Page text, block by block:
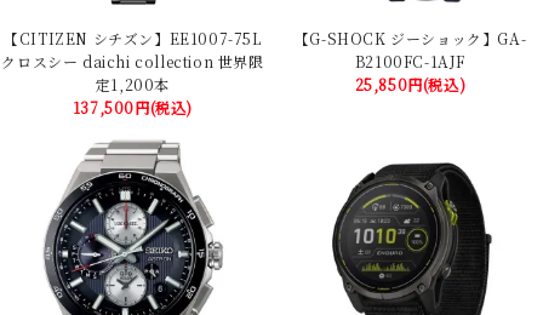
【CITIZEN シチズン】EE1007-75L
クロスシー daichi collection 世界限
定1,200本
137,500円(税込)
【G-SHOCK ジーショック】GA-
B2100FC-1AJF
25,850円(税込)